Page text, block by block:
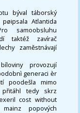
býval táborský
Atlantida
samoobsluhu
taktéž zavírač
zaměstnávají
provozují
generaci èr
poodešla mimo
přitáhl tedy skrz
cost without
popových